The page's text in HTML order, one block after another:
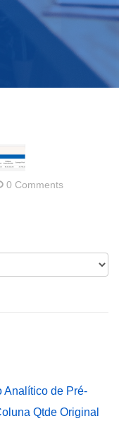
0 Comments
Analítico de Pré-
Qtde Original